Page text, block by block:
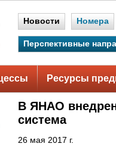
Новости Номера
Перспективные
Ресурсы
В ЯНАО
система
26 мая 2017 г.